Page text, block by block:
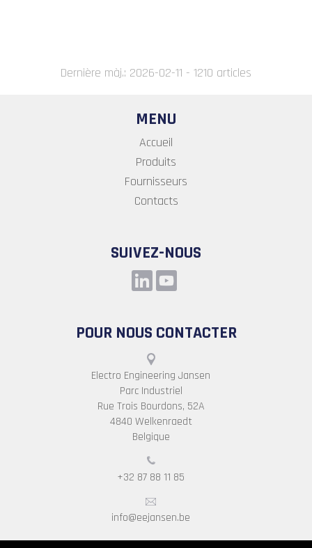
Dernière màj.: 2026-02-11 - 1210 articles
MENU
Accueil
Produits
Fournisseurs
Contacts
SUIVEZ-NOUS
POUR NOUS CONTACTER
Electro Engineering Jansen
Parc Industriel
Rue Trois Bourdons, 52A
4840 Welkenraedt
Belgique
+32 87 88 11 85
info@eejansen.be